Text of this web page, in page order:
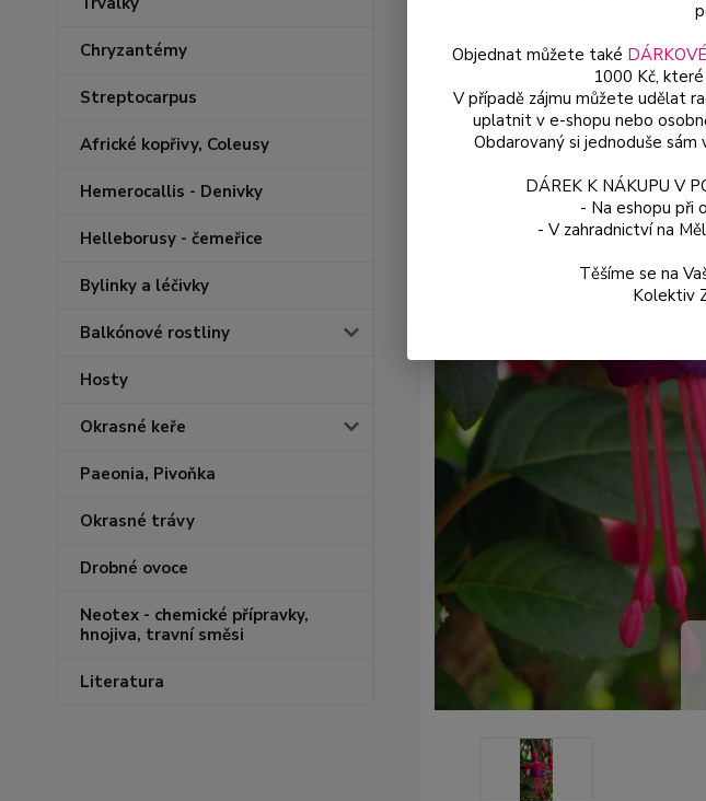
Chryzantémy
Streptocarpus
Africké kopřivy, Coleusy
Hemerocallis - Denivky
Helleborusy - čemeřice
Bylinky a léčivky
Balkónové rostliny
Hosty
Okrasné keře
Paeonia, Pivoňka
Okrasné trávy
Drobné ovoce
Neotex - chemické přípravky,
hnojiva, travní směsi
Literatura
Objednat můžete také
1000 Kč,
V případě zájmu můžete udělat
uplatnit v e-shopu nebo
Obdarovaný si jednoduše
DÁREK K NÁKUPU V
- Na eshopu při
- V zahradnictví na
Těšíme se na
Kolektiv